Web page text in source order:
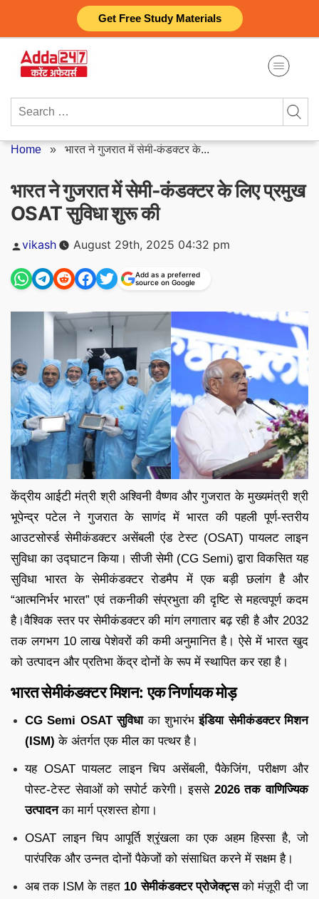
Get Free Study Materials
content
Search
Home » भारत ने गुजरात में सेमी-कंडक्टर के...
भारत ने गुजरात में सेमी-कंडक्टर के लिए प्रमुख
OSAT सुविधा शुरू की
Posted
vikash August 29th, 2025 04:32 pm
Add as a preferred
source on Google
केंद्रीय आईटी मंत्री श्री अश्विनी वैष्णव और गुजरात के मुख्यमंत्री श्री
भूपेन्द्र पटेल ने गुजरात के साणंद में भारत की पहली पूर्ण-स्तरीय
आउटसोर्स्ड सेमीकंडक्टर असेंबली एंड टेस्ट (OSAT) पायलट लाइन
सुविधा का उद्घाटन किया। सीजी सेमी (CG Semi) द्वारा विकसित यह
सुविधा भारत के सेमीकंडक्टर रोडमैप में एक बड़ी छलांग है और
“आत्मनिर्भर भारत” एवं तकनीकी संप्रभुता की दृष्टि से महत्वपूर्ण कदम
है।वैश्विक स्तर पर सेमीकंडक्टर की मांग लगातार बढ़ रही है और 2032
तक लगभग 10 लाख पेशेवरों की कमी अनुमानित है। ऐसे में भारत खुद
को उत्पादन और प्रतिभा केंद्र दोनों के रूप में स्थापित कर रहा है।
भारत सेमीकंडक्टर मिशन: एक निर्णायक मोड़
CG Semi OSAT सुविधाका शुभारंभइंडिया सेमीकंडक्टर मिशन
(ISM) के अंतर्गत एक मील का पत्थर है।
यह OSAT पायलट लाइन चिप असेंबली, पैकेजिंग, परीक्षण और
पोस्ट-टेस्ट सेवाओं को सपोर्ट करेगी। इससे 2026 तक वाणिज्यिक
उत्पादनका मार्ग प्रशस्त होगा।
OSAT लाइन चिप आपूर्ति श्रृंखला का एक अहम हिस्सा है, जो
पारंपरिक और उन्नत दोनों पैकेजों को संसाधित करने में सक्षम है।
अब तक ISM के तहत 10 सेमीकंडक्टर प्रोजेक्ट्सको मंज़ूरी दी जा